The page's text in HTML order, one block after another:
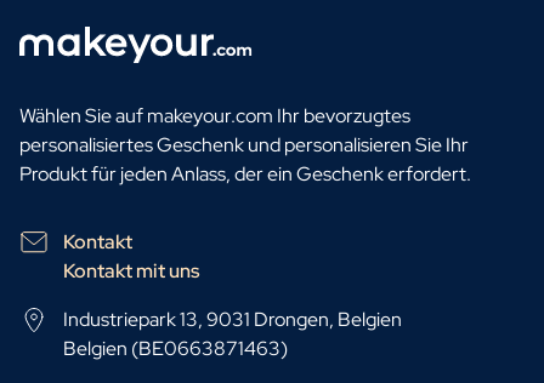
Wählen Sie auf makeyour.com Ihr bevorzugtes
personalisiertes Geschenk und personalisieren Sie Ihr
Produkt für jeden Anlass, der ein Geschenk erfordert.
Kontakt
Kontakt mit uns
Industriepark 13, 9031 Drongen, Belgien
Belgien (BE0663871463)